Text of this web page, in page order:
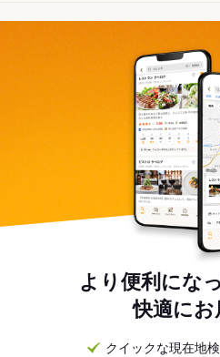
より便利にな
快適にお
クイックな現在地